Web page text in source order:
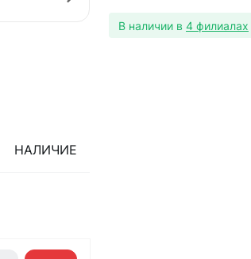
НАЛИЧИЕ
В наличии в 4 филиалах